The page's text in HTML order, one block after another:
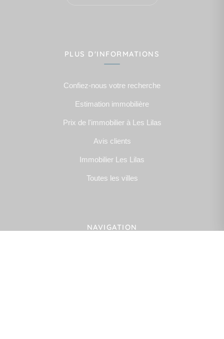
PLUS D'INFORMATIONS
Confiez-nous votre recherche
Estimation immobilière
Prix de l'immobilier à Les Lilas
Avis clients
Immobilier Les Lilas
Toutes les villes
NAVIGATION